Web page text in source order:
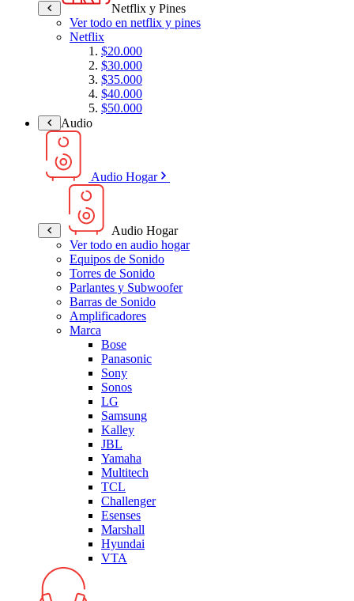
Netflix y Pines
Ver todo en netflix y pines
Netflix
$20.000
$30.000
$35.000
$40.000
$50.000
Audio
Audio Hogar
Audio Hogar
Ver todo en audio hogar
Equipos de Sonido
Torres de Sonido
Parlantes y Subwoofer
Barras de Sonido
Amplificadores
Marca
Bose
Panasonic
Sony
Sonos
LG
Samsung
Kalley
JBL
Yamaha
Multitech
TCL
Challenger
Esenses
Marshall
Hyundai
VTA